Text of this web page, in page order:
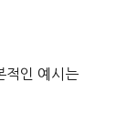
적인 예시는